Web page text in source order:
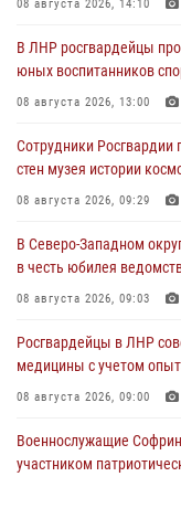
08 августа 2026, 14:10
В ЛНР росгвардейцы
юных воспитанников
08 августа 2026, 13:00
Сотрудники Росгвардии
стен музея истории
08 августа 2026, 09:29
В Северо-Западном
в честь юбилея
08 августа 2026, 09:03
Росгвардейцы в ЛНР
медицины с учетом
08 августа 2026, 09:00
Военнослужащие
участником